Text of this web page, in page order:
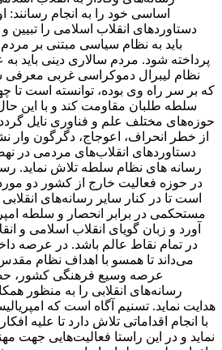
اساسی خود را به انجام رسانند:
دستاوردهای انقلاب اسلامی را تبیین و
باید به نظام سیاسی مبتنی بر
پرداخته شود. مردم سالاری دینی باید
نظام لیبرال دموکراسی غربی معرفی
که بر سر راه وی بوده، توانسته است تا
سلطه طلبان مقاومت کند و با این
حوزه‌های مختلف علم و فناوری نایل
از خطر انحراف، اعوجاج، دگرگون وار
دستاوردهای انقلاب‌های مردمی در
رسانه های نظام سلطه تلاش نماید.
در حوزه فعالیت خارج از کشور دو
است تا در کنار سایر رسانه‌های
مستحکمی در برابر انحصار و سلطه
آورد و زبان گویای انقلاب اسلامی و
در تمام نقاط عالم باشد. در عرصه
می‌داند تا همسو با اهداف نظام
عرصه وسیع فرهنگی کشور،
رسانه‌های انقلابی را به منظور
هدایت نماید. تسنیم آگاه است که
با انجام اقداماتی تلاش دارد تا علیه
نماید و در این راستا فعالیت‌هایی جهت